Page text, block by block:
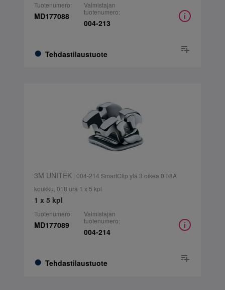
Tuotenumero:
MD177088
Tehdastilaustuote
Valmistajan
tuotenumero:
004-213
3M UNITEK| 004-214 SmartClip ylä 3 oikea 0T/8A
koukku, 018 ura 1 x 5 kpl
1 x 5 kpl
Tuotenumero:
MD177089
Tehdastilaustuote
Valmistajan
tuotenumero:
004-214